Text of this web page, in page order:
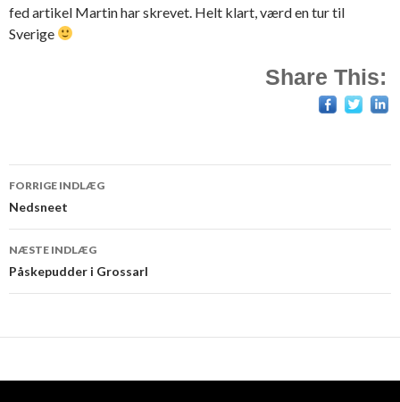
fed artikel Martin har skrevet. Helt klart, værd en tur til
Sverige
Share This:
Indlæg
navigation
FORRIGE INDLÆG
Nedsneet
NÆSTE INDLÆG
Påskepudder i Grossarl